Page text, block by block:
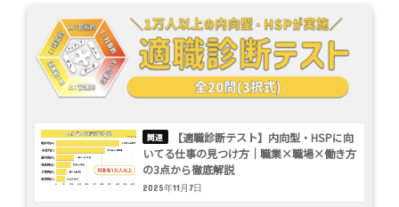
【適職診断テスト】内向型・HSPに向
いてる仕事の見つけ方｜職業×職場×働き方
の3点から徹底解説
2025年11月7日